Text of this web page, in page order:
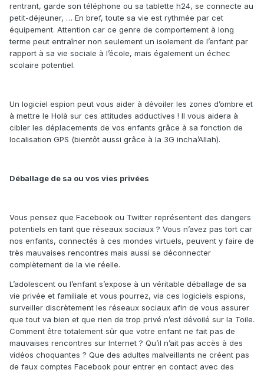
rentrant, garde son téléphone ou sa tablette h24, se connecte au
petit-déjeuner, … En bref, toute sa vie est rythmée par cet
équipement. Attention car ce genre de comportement à long
terme peut entraîner non seulement un isolement de l’enfant par
rapport à sa vie sociale à l’école, mais également un échec
scolaire potentiel.
Un logiciel espion peut vous aider à dévoiler les zones d’ombre et
à mettre le Holà sur ces attitudes adductives ! Il vous aidera à
cibler les déplacements de vos enfants grâce à sa fonction de
localisation GPS (bientôt aussi grâce à la 3G incha’Allah).
Déballage de sa ou vos vies privées
Vous pensez que Facebook ou Twitter représentent des dangers
potentiels en tant que réseaux sociaux ? Vous n’avez pas tort car
nos enfants, connectés à ces mondes virtuels, peuvent y faire de
très mauvaises rencontres mais aussi se déconnecter
complètement de la vie réelle.
L’adolescent ou l’enfant s’expose à un véritable déballage de sa
vie privée et familiale et vous pourrez, via ces logiciels espions,
surveiller discrètement les réseaux sociaux afin de vous assurer
que tout va bien et que rien de trop privé n’est dévoilé sur la Toile.
Comment être totalement sûr que votre enfant ne fait pas de
mauvaises rencontres sur Internet ? Qu’il n’ait pas accès à des
vidéos choquantes ? Que des adultes malveillants ne créent pas
de faux comptes Facebook pour entrer en contact avec des